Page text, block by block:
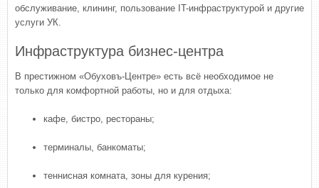
обслуживание, клининг, пользование IT-инфраструктурой и другие
услуги УК.
Инфраструктура бизнес-центра
В престижном «Обуховъ-Центре» есть всё необходимое не
только для комфортной работы, но и для отдыха:
кафе, бистро, рестораны;
терминалы, банкоматы;
теннисная комната, зоны для курения;